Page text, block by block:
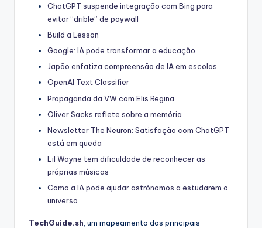
ChatGPT suspende integração com Bing para
evitar “drible” de paywall
Build a Lesson
Google: IA pode transformar a educação
Japão enfatiza compreensão de IA em escolas
OpenAI Text Classifier
Propaganda da VW com Elis Regina
Oliver Sacks reflete sobre a memória
Newsletter The Neuron: Satisfação com ChatGPT
está em queda
Lil Wayne tem dificuldade de reconhecer as
próprias músicas
Como a IA pode ajudar astrônomos a estudarem o
universo
TechGuide.sh , um mapeamento das principais